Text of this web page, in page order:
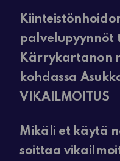
palvelupyynnöt
Kärrykartanon
kohdassa
VIKAILMOITUS
Mikäli et käytä
soittaa